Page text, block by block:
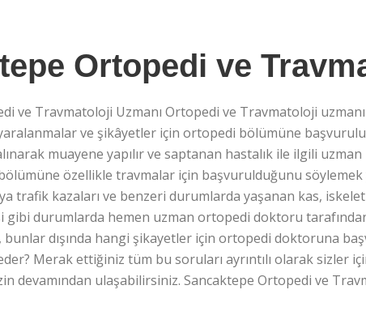
Ortopedi ve
ve Travmatoloji Uzmanı Ortopedi ve Travmatoloji uzmanı
ve şikâyetler için ortopedi bölümüne
muayene yapılır ve saptanan hastalık ile ilgili
özellikle travmalar için başvurulduğunu söylemek
trafik kazaları ve benzeri durumlarda yaşanan kas, iskelet
gibi durumlarda hemen uzman ortopedi doktoru
bunlar dışında hangi şikayetler için ortopedi doktoruna
Merak ettiğiniz tüm bu soruları ayrıntılı olarak sizler
devamından ulaşabilirsiniz. Sancaktepe Ortopedi ve